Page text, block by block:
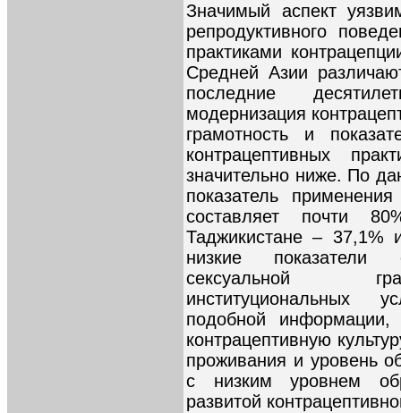
Значимый аспект
репродуктивного
практиками
Средней Азии
последние
модернизация
грамотность и
контрацептивных
значительно ниже. По
показатель
составляет почти
Таджикистане – 37,1%
низкие показатели
сексуальной
институциональных
подобной
контрацептивную
проживания и уровень
с низким уровнем
развитой